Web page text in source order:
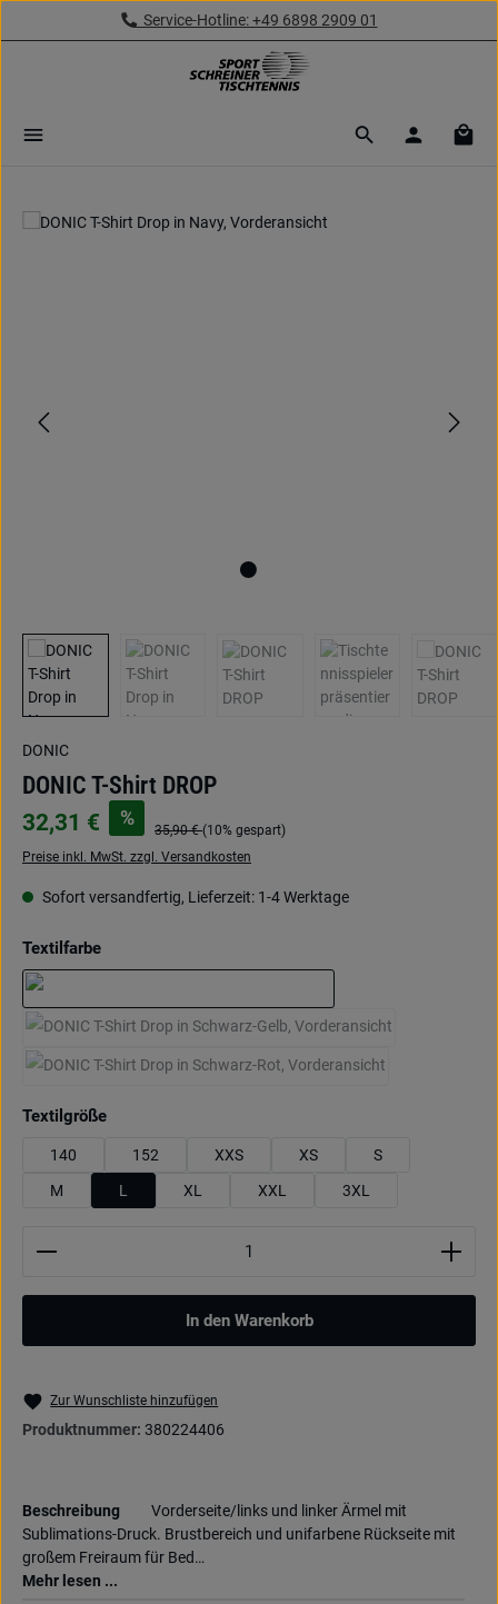
Zum Hauptinhalt springenService-Hotline: +49 6898 2909 01
Bildergalerie überspringen
DONIC
DONIC T-Shirt DROP
32,31 € %
35,90 €(10% gespart)
Preise inkl. MwSt. zzgl. Versandkosten
Sofort versandfertig, Lieferzeit: 1-4 Werktage
Textilfarbeauswählen
Textilgrößeauswählen
140 152 XXS XS
S
M
L XL XXL 3XL
Produkt Anzahl: Gib den gewünschten Wert ein
In den Warenkorb
Zur Wunschliste hinzufügen
Produktnummer: 380224406
Beschreibung
Vorderseite/links und linker Ärmel mit
Sublimations-Druck. Brustbereich und unifarbene Rückseite mit
großem Freiraum für Bed…
Mehr lesen ...